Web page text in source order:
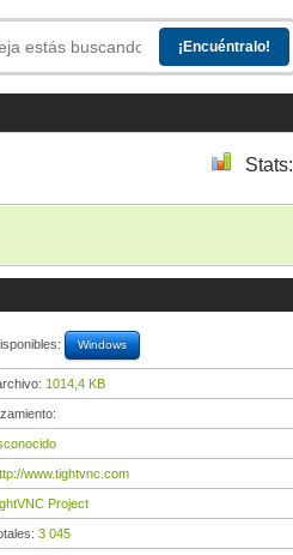
Stats:
Windows
1014,4 KB
www.tightvnc.com
Project
3 045